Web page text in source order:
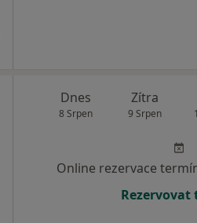
Dnes
8 Srpen
Zítra
9 Srpen
Online rezervace
Rezervovat